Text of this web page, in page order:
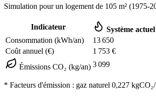
Simulation pour un logement de 105 m² (1975-
Indicateur Système actuel
Consommation (kWh/an)
13 650
Coût annuel (€)
1 753 €
Émissions CO₂ (kg/an) 3 099
* Facteurs d'émission : gaz naturel 0,227